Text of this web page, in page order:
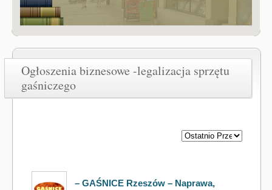
Ogłoszenia biznesowe -legalizacja sprzętu
gaśniczego
– GAŚNICE Rzeszów – Naprawa,